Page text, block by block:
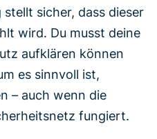
sicher, dass dieser
wird. Du musst deine
aufklären können
es sinnvoll ist,
– auch wenn die
fungiert.